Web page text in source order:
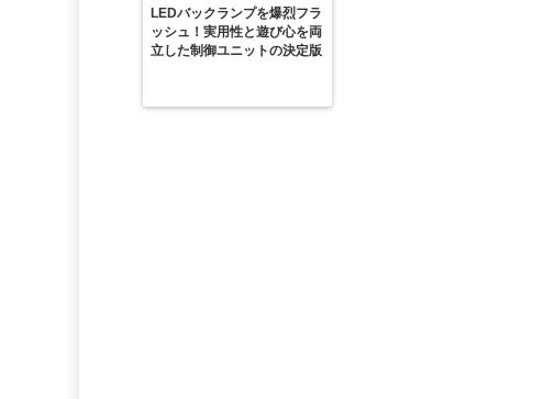
LEDバックランプを爆烈フラ
ッシュ！実用性と遊び心を両
立した制御ユニットの決定版